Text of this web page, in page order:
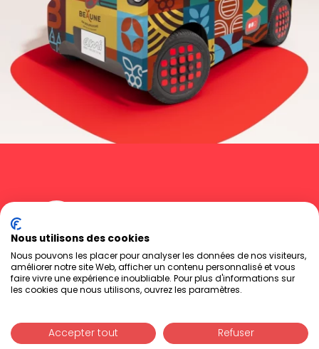
Accueil
Agence
Contact
Mentions légales
Instagram
LinkedIn
VOIR LES AVIS DE NOS
Nous utilisons des cookies
Nous pouvons les placer pour analyser les données de nos visiteurs,
améliorer notre site Web, afficher un contenu personnalisé et vous
faire vivre une expérience inoubliable. Pour plus d'informations sur
les cookies que nous utilisons, ouvrez les paramètres.
Accepter tout Refuser